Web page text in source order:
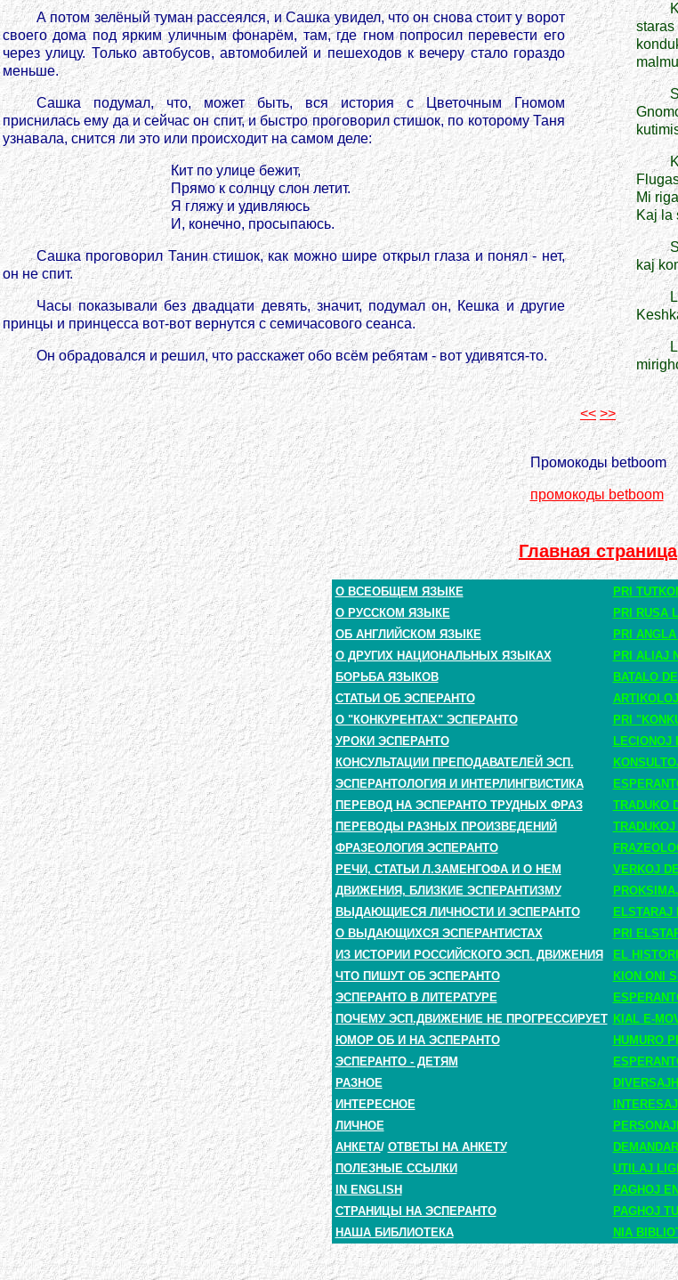
А потом зелёный туман рассеялся, и Сашка увидел, что он снова стоит у ворот
своего дома под ярким уличным фонарём, там, где гном попросил перевести его
через улицу. Только автобусов, автомобилей и пешеходов к вечеру стало гораздо
меньше.
Сашка подумал, что, может быть, вся история с Цветочным Гномом
приснилась ему да и сейчас он спит, и быстро проговорил стишок, по которому Таня
узнавала, снится ли это или происходит на самом деле:
Кит по улице бежит,
Прямо к солнцу слон летит.
Я гляжу и удивляюсь
И, конечно, просыпаюсь.
Сашка проговорил Танин стишок, как можно шире открыл глаза и понял - нет,
он не спит.
Часы показывали без двадцати девять, значит, подумал он, Кешка и другие
принцы и принцесса вот-вот вернутся с семичасового сеанса.
Он обрадовался и решил, что расскажет обо всём ребятам - вот удивятся-то.
Mi
Kaj la
kaj
<< >>
Промокоды betboom
промокоды betboom
Главная страница
О ВСЕОБЩЕМ ЯЗЫКЕ
PRI
О РУССКОМ ЯЗЫКЕ
PRI RUSA
ОБ АНГЛИЙСКОМ ЯЗЫКЕ
PRI
О ДРУГИХ НАЦИОНАЛЬНЫХ ЯЗЫКАХ
PRI ALIAJ
БОРЬБА ЯЗЫКОВ
BATALO
СТАТЬИ ОБ ЭСПЕРАНТО
О "КОНКУРЕНТАХ" ЭСПЕРАНТО
PRI
УРОКИ ЭСПЕРАНТО
LECIONOJ
КОНСУЛЬТАЦИИ ПРЕПОДАВАТЕЛЕЙ ЭСП.
ЭСПЕРАНТОЛОГИЯ И ИНТЕРЛИНГВИСТИКА
ПЕРЕВОД НА ЭСПЕРАНТО ТРУДНЫХ ФРАЗ
TRADUKO
ПЕРЕВОДЫ РАЗНЫХ ПРОИЗВЕДЕНИЙ
ФРАЗЕОЛОГИЯ ЭСПЕРАНТО
РЕЧИ, СТАТЬИ Л.ЗАМЕНГОФА И О НЕМ
VERKOJ
ДВИЖЕНИЯ, БЛИЗКИЕ ЭСПЕРАНТИЗМУ
ВЫДАЮЩИЕСЯ ЛИЧНОСТИ И ЭСПЕРАНТО
ELSTARAJ
О ВЫДАЮЩИХСЯ ЭСПЕРАНТИСТАХ
PRI
ИЗ ИСТОРИИ РОССИЙСКОГО ЭСП. ДВИЖЕНИЯ
EL
ЧТО ПИШУТ ОБ ЭСПЕРАНТО
KION ONI
ЭСПЕРАНТО В ЛИТЕРАТУРЕ
ПОЧЕМУ ЭСП.ДВИЖЕНИЕ НЕ ПРОГРЕССИРУЕТ KIAL E-
ЮМОР ОБ И НА ЭСПЕРАНТО
HUMURO
ЭСПЕРАНТО - ДЕТЯМ
РАЗНОЕ
ИНТЕРЕСНОЕ
ЛИЧНОЕ
АНКЕТА/ ОТВЕТЫ НА АНКЕТУ
ПОЛЕЗНЫЕ ССЫЛКИ
UTILAJ
IN ENGLISH
PAGHOJ
СТРАНИЦЫ НА ЭСПЕРАНТО
PAGHOJ
НАША БИБЛИОТЕКА
NIA